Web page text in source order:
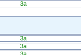
За
За
За